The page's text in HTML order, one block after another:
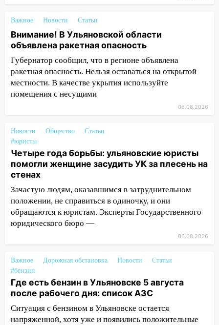
09:51
В Заволжском районе Ульяновска
загорелись промышленные отходы
09:45 В Заволжском районе Ульяновска
загорелся гаражный бокс:
эвакуировались четыре человека
09:28 В Майнском районе загорелся
дачный дом
создание отечественного ПЦР-
анализатора
07:17 Какая погода ждёт Ульяновскую
область днём 4 августа
вооружённых человек, в том числе
женщины
06:00 Топор убил человека, а пожары
гороскоп на 4 августа — один знак ждет
настоящий прорыв
03.08.2026
20:38 Ульяновские легкоатлетки
завоевали серебро Первенства России
Важное Новости Статьи
Внимание! В Ульяновской области
объявлена ракетная опасность
Губернатор сообщил, что в регионе объявлена
ракетная опасность. Нельзя оставаться на открытой
местности. В качестве укрытия используйте
помещения с несущими
06.08.2026
Новости Общество
Статьи
#юристы
Четыре года борьбы: ульяновские юристы
помогли женщине засудить УК за плесень на
стенах
Зачастую людям, оказавшимся в затруднительном
положении, не справиться в одиночку, и они
обращаются к юристам. Эксперты Государственного
юридического бюро —
06.08.2026
Важное Дорожная обстановка Новости
Статьи
#бензин
Где есть бензин в Ульяновске 5 августа
после рабочего дня: список АЗС
Ситуация с бензином в Ульяновске остается
напряженной, хотя уже и появились положительные